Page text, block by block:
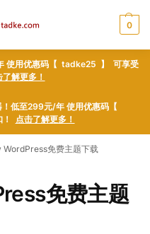
0
使用优惠码【 tadke25 】 可享受
了解更多！
！低至299元/年 使用优惠码【
点击了解更多！
免费主题下载
免费主题